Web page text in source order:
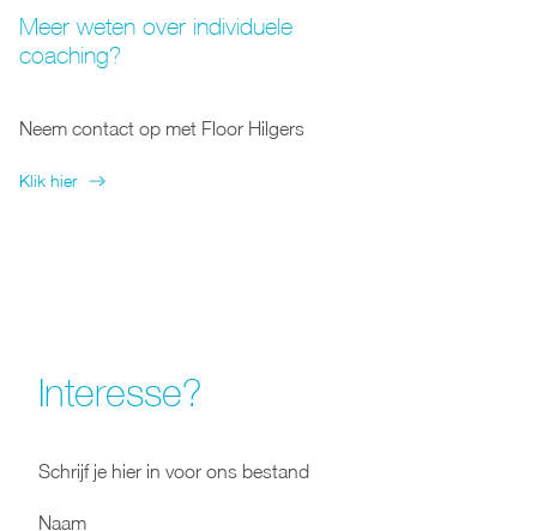
Meer weten over individuele
coaching?
Neem contact op met Floor Hilgers
Klik hier
Interesse?
Schrijf je hier in voor ons bestand
Naam